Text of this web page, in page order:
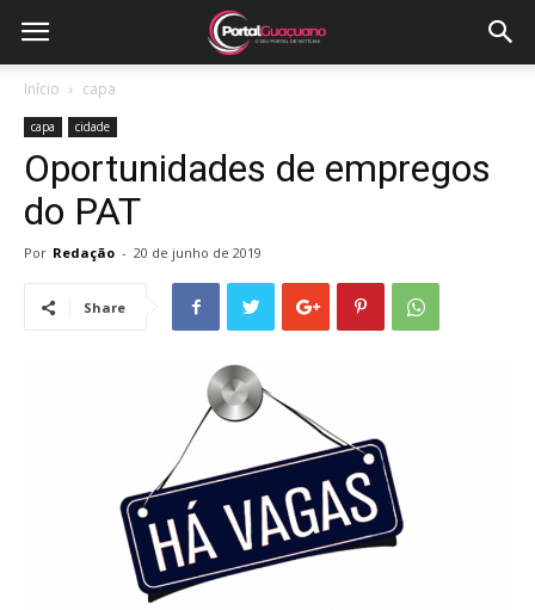
Início capa
capa cidade
Oportunidades de empregos
do PAT
Por Redação - 20 de junho de 2019
Share